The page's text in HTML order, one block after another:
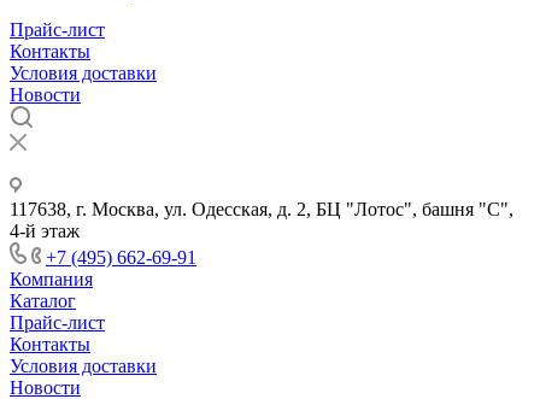
Прайс-лист
Контакты
Условия доставки
Новости
117638, г. Москва, ул. Одесская, д. 2, БЦ "Лотос", башня "С",
4-й этаж
+7 (495) 662-69-91
Компания
Каталог
Прайс-лист
Контакты
Условия доставки
Новости